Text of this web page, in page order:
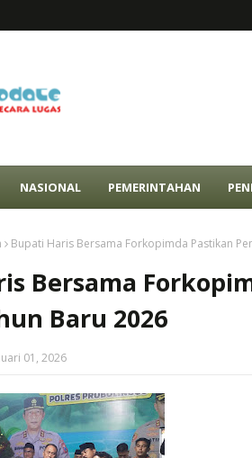
NASIONAL PEMERINTAHAN
Bupati Haris Bersama Forkopimda Pastikan
Bersama
Baru 2026
01, 2026